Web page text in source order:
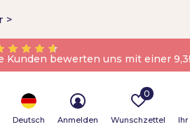
Deutsch Anmelden Wunschzettel
0
Ihr
Kunden bewerten uns mit einer 9,3!
>